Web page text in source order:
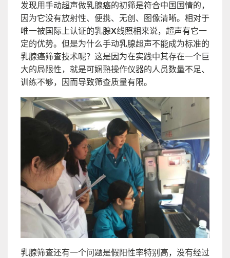
发现用手动超声做乳腺癌的初筛是符合中国国情的，
因为它没有放射性、便携、无创、图像清晰。相对于
唯一被国际上认证的乳腺X线照相来说，超声有它一
定的优势。但是为什么手动乳腺超声不能成为标准的
乳腺癌筛查技术呢？这是因为在实践中其存在一个巨
大的局限性，就是可娴熟操作仪器的人员数量不足、
训练不够，因而导致筛查质量有限。
乳腺筛查还有一个问题是假阳性率特别高，没有经过